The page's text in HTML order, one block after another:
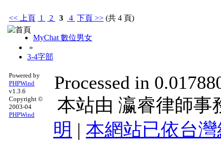
<< 上頁 1 2 3 4 下頁 >> (共 4 頁)
MyChat 數位男女
»
3-4字部
Powered by
PHPWind
v1.3.6
Copyright ©
2003-04
PHPWind
Processed in
本站由 瀛睿律師事
明 | 本網站已依台